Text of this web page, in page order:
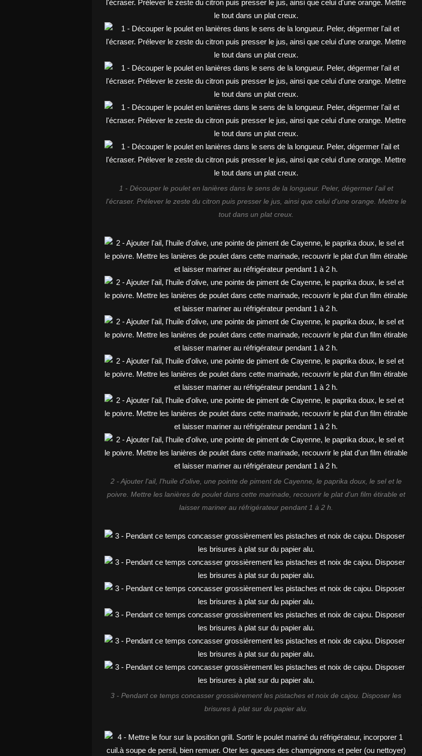
1 - Découper le poulet en lanières dans le sens de la longueur. Peler, dégermer l'ail et
l'écraser. Prélever le zeste du citron puis presser le jus, ainsi que celui d'une orange. Mettre le
tout dans un plat creux.
2 - Ajouter l'ail, l'huile d'olive, une pointe de piment de Cayenne, le paprika doux, le sel et le
poivre. Mettre les lanières de poulet dans cette marinade, recouvrir le plat d'un film étirable et
laisser mariner au réfrigérateur pendant 1 à 2 h.
3 - Pendant ce temps concasser grossièrement les pistaches et noix de cajou. Disposer les
brisures à plat sur du papier alu.